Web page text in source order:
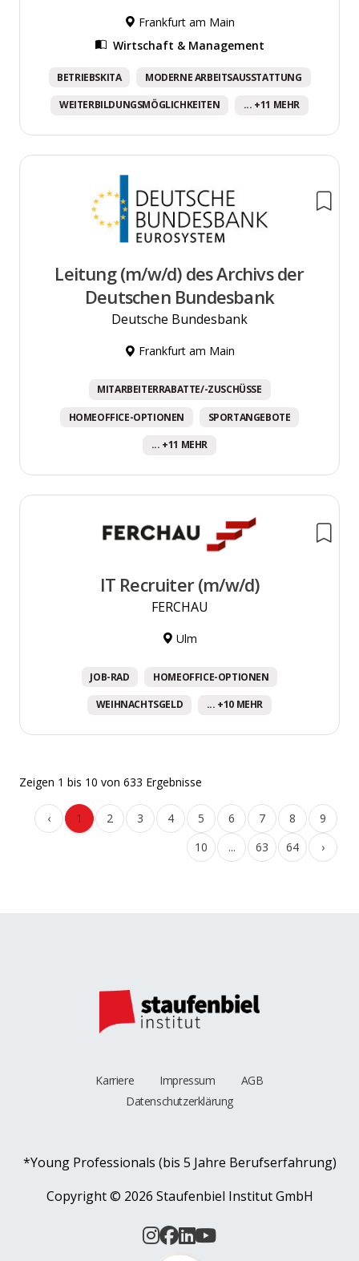
Frankfurt am Main
Wirtschaft & Management
BETRIEBSKITA MODERNE ARBEITSAUSSTATTUNG
WEITERBILDUNGSMÖGLICHKEITEN ... +11 MEHR
Leitung (m/w/d) des Archivs der
Deutschen Bundesbank
Deutsche Bundesbank
Frankfurt am Main
MITARBEITERRABATTE/-ZUSCHÜSSE
HOMEOFFICE-OPTIONEN SPORTANGEBOTE
... +11 MEHR
IT Recruiter (m/w/d)
FERCHAU
Ulm
JOB-RAD HOMEOFFICE-OPTIONEN
WEIHNACHTSGELD ... +10 MEHR
Zeigen 1 bis 10 von 633 Ergebnisse
‹ 1 2 3 4 5 6 7 8
9
10
... 63 64 ›
Karriere Impressum
AGB
Datenschutzerklärung
*Young Professionals (bis 5 Jahre Berufserfahrung)
Copyright © 2026 Staufenbiel Institut GmbH